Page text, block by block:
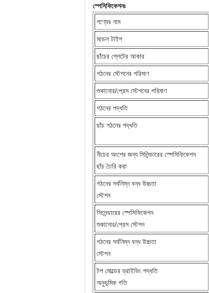
স্পেসিফিকেশনঃ
পণ্যের নাম
মডেল টাইপ
ছাঁচের প্লেটের আকার
গঠনের স্টেশনের পরিমাণ
শুকানোর/প্রেস স্টেশনের পরিমাণ
গঠনের পদ্ধতি
ছাঁচ গঠনের পদ্ধতি
নীচের অংশের জন্য সিলিন্ডারের স্পেসিফিকেশন
ছাঁচ তৈরি করা
গঠনের সর্বনিম্ন বন্ধ উচ্চতা
স্টেশন
সিলেন্ডারের স্পেসিফিকেশন
শুকানোর/প্রেস স্টেশন
গঠনের সর্বনিম্ন বন্ধ উচ্চতা
স্টেশন
টপ মোল্ডের ড্রাইভিং পদ্ধতি
অনুভূমিক গতি